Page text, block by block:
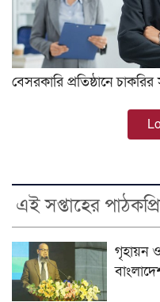
বেসরকারি প্রতিষ্ঠানে
এই সপ্তাহের
গৃহায়ন